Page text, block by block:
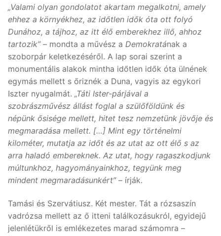
„Valami olyan gondolatot akartam megalkotni, amely
ehhez a környékhez, az időtlen idők óta ott folyó
Dunához, a tájhoz, az itt élő emberekhez illő, ahhoz
tartozik”– mondta a művész a Demokratának a
szoborpár keletkezéséről. A lap sorai szerint a
monumentális alakok mintha időtlen idők óta ülnének
egymás mellett s őriznék a Duna, vagyis az egykori
Iszter nyugalmát. „Táti Ister-párjával a
szobrászművész állást foglal a szülőföldünk és
népünk ősisége mellett, hitet tesz nemzetünk jövője és
megmaradása mellett. […] Mint egy történelmi
kilométer, mutatja az időt és az utat az ott élő s az
arra haladó embereknek. Az utat, hogy ragaszkodjunk
múltunkhoz, hagyományainkhoz, tegyünk meg
mindent megmaradásunkért”– írják.
Tamási és Szervátiusz. Két mester. Tát a rózsaszín
vadrózsa mellett az ő itteni találkozásukról, egyidejű
jelenlétükről is emlékezetes marad számomra –